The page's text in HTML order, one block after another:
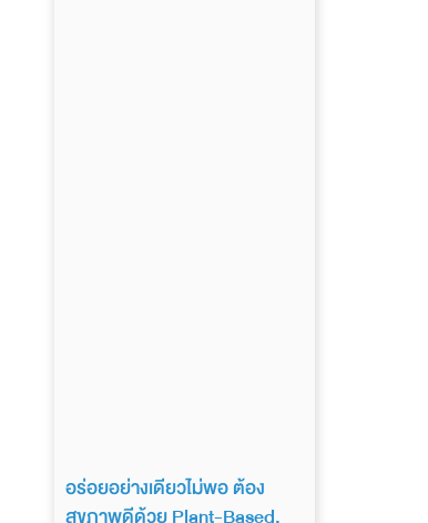
อร่อยอย่างเดียวไม่พอ ต้อง